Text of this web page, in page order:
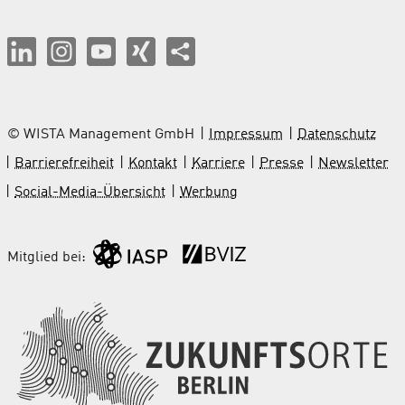
© WISTA Management GmbH Impressum
Datenschutz
Barrierefreiheit
Kontakt Karriere Presse
Newsletter
Social-Media-Übersicht
Werbung
Mitglied bei: